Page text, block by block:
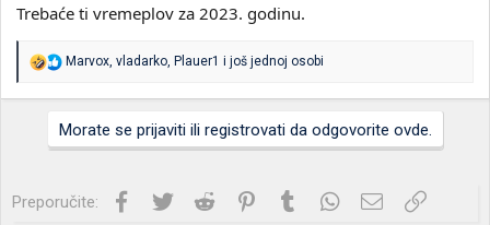
Trebaće ti vremeplov za 2023. godinu.
R
o
v
j
Marvox vladarko Plauer1 i još jednoj osobi
Morate se prijaviti ili registrovati da odgovorite ovde.
Preporučite: Facebook
Twitter Reddit PinterestTumblrWhatsApp
Imejl Link